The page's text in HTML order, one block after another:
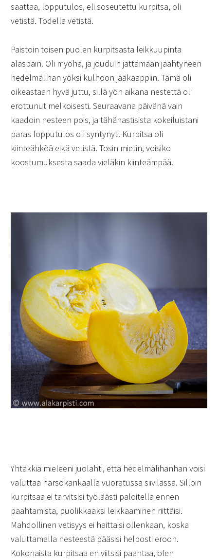
saattaa, lopputulos, eli soseutettu kurpitsa, oli
vetistä. Todella vetistä.
Paistoin toisen puolen kurpitsasta leikkuupinta
alaspäin. Oli myöhä, ja jouduin jättämään jäähtyneen
hedelmälihan yöksi kulhoon jääkaappiin. Tämä oli
oikeastaan hyvä juttu, sillä yön aikana nestettä oli
erottunut melkoisesti. Seuraavana päivänä vain
kaadoin nesteen pois, ja tähänastisista kokeiluistani
paras lopputulos oli syntynyt! Kurpitsa oli
kiinteähköä eikä vetistä. Tosin mietin, voisiko
koostumuksesta saada vieläkin kiinteämpää.
Yhtäkkiä mieleeni juolahti, että hedelmälihanhan voisi
valuttaa harsokankaalla vuoratussa siivilässä. Silloin
kurpitsaa ei tarvitsisi työläästi paloitella ennen
paahtamista, puolikkaaksi leikkaaminen riittäisi.
Mahdollinen vetisyys ei haittaisi ollenkaan, koska
valuttamalla nesteestä pääsisi helposti eroon.
Kokonaista kurpitsaa en viitsisi paahtaa, olen